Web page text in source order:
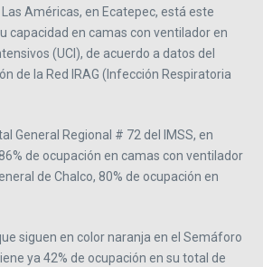
Las Américas, en Ecatepec, está este
capacidad en camas con ventilador en
(UCI), de acuerdo a datos del
de la Red IRAG (Infección Respiratoria
General Regional # 72 del IMSS, en
de ocupación en camas con ventilador
de Chalco, 80% de ocupación en
siguen en color naranja en el Semáforo
ya 42% de ocupación en su total de